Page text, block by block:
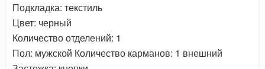
Подкладка: текстиль
Цвет: черный
Количество отделений: 1
Пол: мужской Количество карманов: 1 внешний